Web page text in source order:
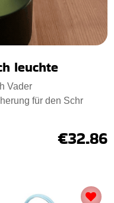
leuchte
Vader
für den Schr
€32.86